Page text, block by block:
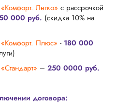
Легко» с рассрочкой
000 руб. (скидка 10% на
Плюс» - 180 000
– 250 0000 руб.
договора: